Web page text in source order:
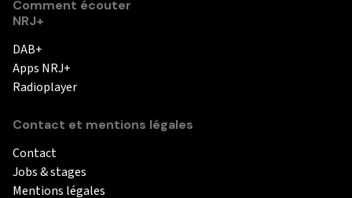
Comment écouter
NRJ+
DAB+
Apps NRJ+
Radioplayer
Contact et mentions légales
Contact
Jobs & stages
Mentions légales